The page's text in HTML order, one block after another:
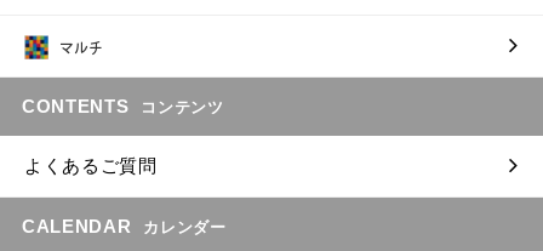
CONTENTS コンテンツ
よくあるご質問
CALENDAR カレンダー